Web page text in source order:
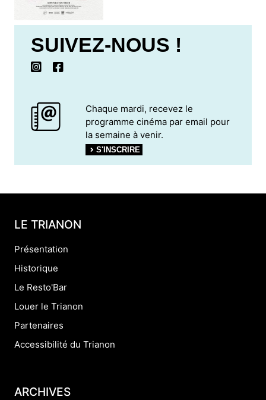
SUIVEZ-NOUS !
Chaque mardi, recevez le
programme cinéma par email pour
la semaine à venir.
S'INSCRIRE
LE TRIANON
Présentation
Historique
Le Resto'Bar
Louer le Trianon
Partenaires
Accessibilité du Trianon
ARCHIVES